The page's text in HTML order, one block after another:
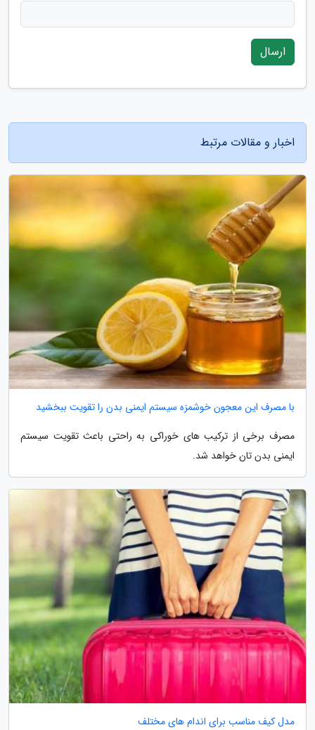
ارسال
اخبار و مقالات مرتبط
با مصرف این معجون خوشمزه سیستم ایمنی بدن را تقویت ببخشید
مصرف برخی از ترکیب های خوراکی به راحتی باعث تقویت سیستم
ایمنی بدن تان خواهد شد.
مدل کیف مناسب برای اندام های مختلف